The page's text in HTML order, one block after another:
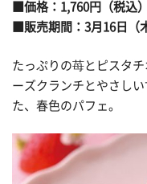
■価格：1,760円（税込）
■販売期間：3月16日（
たっぷりの苺とピスタ
ーズクランチとやさし
た、春色のパフェ。